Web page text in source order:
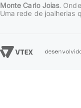
Monte Carlo Joias.
Uma rede de joalherias